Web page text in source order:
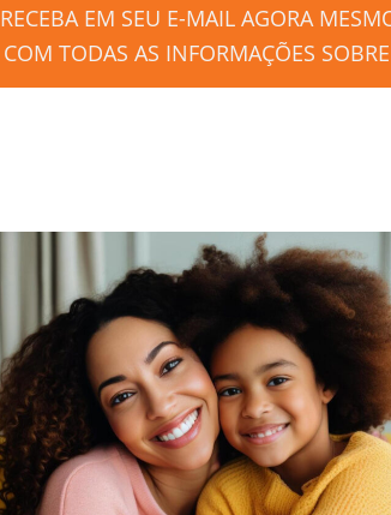
RECEBA EM SEU E-MAIL AGORA
COM TODAS AS INFORMAÇÕES